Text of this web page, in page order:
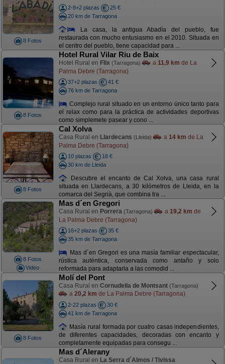
8 Fotos
2-8+2 plazas
25 €
20 km de Tarragona
La casa, la antigua Abadía del pueblo, fue
restaurada con mucho entusiasmo en el 2010. Situada en
el centro del pueblo, tiene capacidad para ...
8 Fotos
Hotel Rural Vilar Riu de Baix
Hotel Rural en Flix (Tarragona) a 11,9 km de La
Palma Debre (Tarragona)
37+2 plazas
41 €
76 km de Tarragona
Complejo rural situado en un entorno único tanto para
el relax como para la práctica de actividades deportivas
como simplemete pasear y cono ...
8 Fotos
Cal Xolva
Casa Rural en Llardecans (Lleida) a 14 km de La
Palma Debre (Tarragona)
10 plazas
18 €
30 km de Lleida
Descubre el encanto de Cal Xolva, una casa rural
situada en Llardecans, a 30 kilómetros de Lleida, en la
comarca del Segrià, que combina tra ...
8 Fotos
Video
Mas d´en Gregori
Casa Rural en Porrera (Tarragona) a 19,2 km de
La Palma Debre (Tarragona)
16+2 plazas
35 €
35 km de Tarragona
Mas d´en Gregori es una masía familiar espectacular,
rústica auténtica, conservada como antaño y solo
reformada para adaptarla a las comodid ...
8 Fotos
Molí del Pont
Casa Rural en Cornudella de Montsant (Tarragona)
a 20,2 km de La Palma Debre (Tarragona)
2-22 plazas
30 €
41 km de Tarragona
Masía rural formada por cuatro casas independientes,
de diferentes capacidades, decoradas con encanto y
completamente equipadas para consegu ...
Mas d´Alerany
Casa Rural en La Serra d´Almos / Tivissa